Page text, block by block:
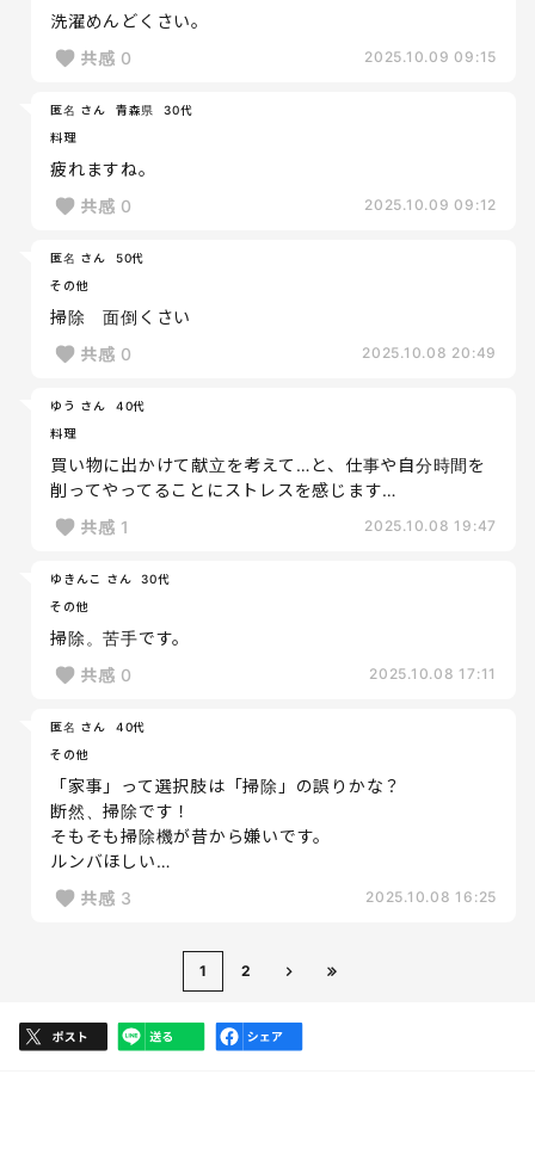
洗濯めんどくさい。
共感 0 2025.10.09 09:15
匿名 さん 青森県
30代
料理
疲れますね。
共感 0 2025.10.09 09:12
匿名 さん
50代
その他
掃除 面倒くさい
共感 0 2025.10.08 20:49
ゆう さん
40代
料理
買い物に出かけて献立を考えて…と、仕事や自分時間を
削ってやってることにストレスを感じます…
共感 1 2025.10.08 19:47
ゆきんこ さん
30代
その他
掃除。苦手です。
共感 0 2025.10.08 17:11
匿名 さん
40代
その他
「家事」って選択肢は「掃除」の誤りかな？
断然、掃除です！
そもそも掃除機が昔から嫌いです。
ルンバほしい…
共感 3 2025.10.08 16:25
1 2